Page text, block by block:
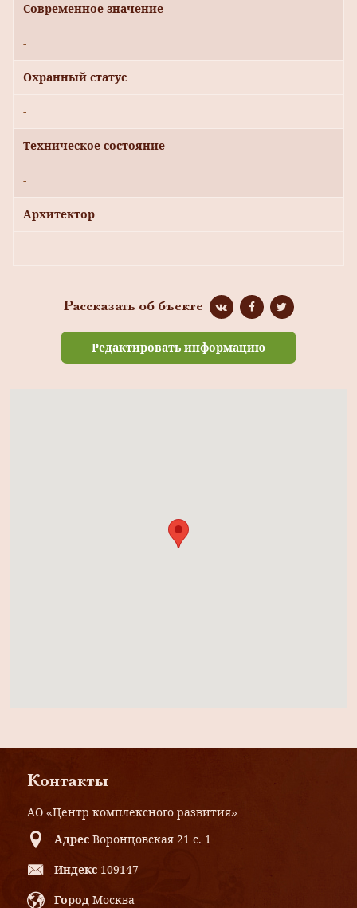
Современное значение
-
Охранный статус
-
Техническое состояние
-
Архитектор
-
Рассказать об бъекте
Редактировать информацию
Контакты
АО «Центр комплексного развития»
Адрес Воронцовская 21 с. 1
Индекс 109147
Город Москва